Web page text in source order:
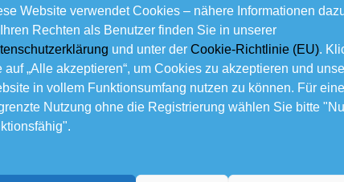
Website verwendet Cookies – nähere Informationen
Rechten als Benutzer finden Sie in unserer
und unter der Cookie-Richtlinie (EU).
auf „Alle akzeptieren“, um Cookies zu akzeptieren und
in vollem Funktionsumfang nutzen zu können. Für eine
Nutzung ohne die Registrierung wählen Sie bitte